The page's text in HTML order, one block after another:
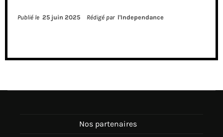
Publié le 25 juin 2025 Rédigé par l'Independance
Nos partenaires